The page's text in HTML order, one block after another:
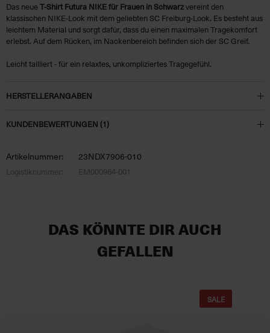
Das neueT-Shirt Futura NIKE für Frauen in Schwarzvereint den
klassischen NIKE-Look mit dem geliebten SC Freiburg-Look. Es besteht aus
leichtem Material und sorgt dafür, dass du einen maximalen Tragekomfort
erlebst. Auf dem Rücken, im Nackenbereich befinden sich der SC Greif.
Leicht tailliert - für ein relaxtes, unkompliziertes Tragegefühl.
HERSTELLERANGABEN
KUNDENBEWERTUNGEN (1)
Artikelnummer: 23NDX7906-010
Logistiknummer: EM000964-001
DAS KÖNNTE DIR AUCH
GEFALLEN
SALE